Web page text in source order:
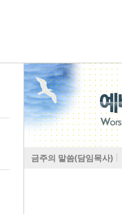
금주의 말씀(담임목사)